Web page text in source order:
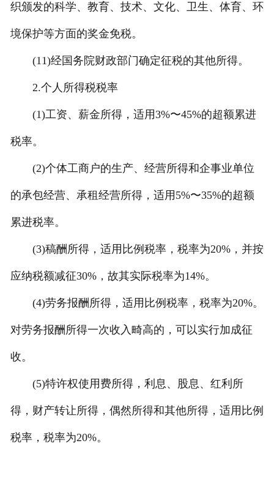
织颁发的科学、教育、技术、文化、卫生、体育、环
境保护等方面的奖金免税。
(11)经国务院财政部门确定征税的其他所得。
2.个人所得税税率
(1)工资、薪金所得，适用3%〜45%的超额累进
税率。
(2)个体工商户的生产、经营所得和企事业单位
的承包经营、承租经营所得，适用5%〜35%的超额
累进税率。
(3)稿酬所得，适用比例税率，税率为20%，并按
应纳税额减征30%，故其实际税率为14%。
(4)劳务报酬所得，适用比例税率，税率为20%。
对劳务报酬所得一次收入畸高的，可以实行加成征
收。
(5)特许权使用费所得，利息、股息、红利所
得，财产转让所得，偶然所得和其他所得，适用比例
税率，税率为20%。